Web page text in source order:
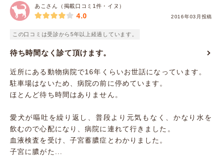
あこさん（掲載口コミ1件・イヌ）
2016年03月投稿
4.0
この口コミは受診から5年以上経過しています。
待ち時間なく診て頂けます。
近所にある動物病院で16年くらいお世話になっています。
駐車場はないため、病院の前に停めています。
ほとんど待ち時間はありません。
愛犬が嘔吐を繰り返し、普段より元気もなく、かなり水を
飲むので心配になり、病院に連れて行きました。
血液検査を受け、子宮蓄膿症とわかりました。
子宮に膿がた...